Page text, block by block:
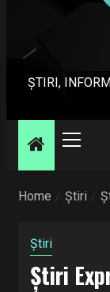
ȘTIRI,
Home
Știri
Știri
Știri